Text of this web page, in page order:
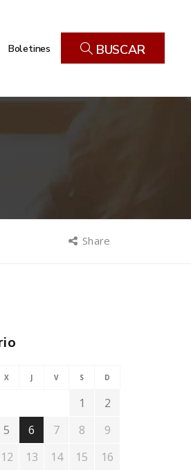
Boletines BUSCAR
Share
X J V S D
1
2
5 6 7 8
9
12 13 14 15
16